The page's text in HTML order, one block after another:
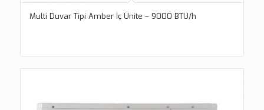
Multi Duvar Tipi Amber İç Ünite – 9000 BTU/h